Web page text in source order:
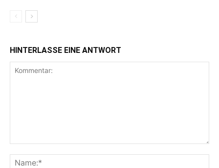
HINTERLASSE EINE ANTWORT